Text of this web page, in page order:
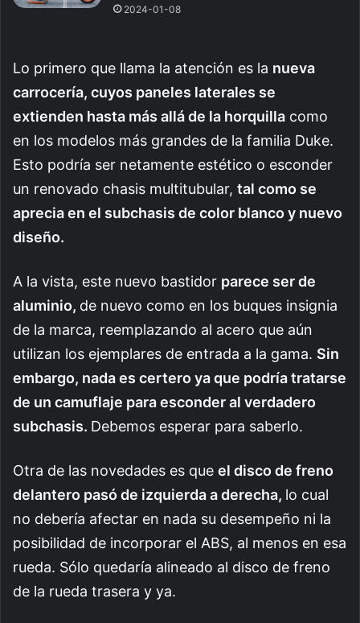
2024-01-08
Lo primero que llama la atención es la nueva
carrocería, cuyos paneles laterales se
extienden hasta más allá de la horquilla como
en los modelos más grandes de la familia Duke.
Esto podría ser netamente estético o esconder
un renovado chasis multitubular, tal como se
aprecia en el subchasis de color blanco y nuevo
diseño.
A la vista, este nuevo bastidor parece ser de
aluminio, de nuevo como en los buques insignia
de la marca, reemplazando al acero que aún
utilizan los ejemplares de entrada a la gama. Sin
embargo, nada es certero ya que podría tratarse
de un camuflaje para esconder al verdadero
subchasis. Debemos esperar para saberlo.
Otra de las novedades es que el disco de freno
delantero pasó de izquierda a derecha, lo cual
no debería afectar en nada su desempeño ni la
posibilidad de incorporar el ABS, al menos en esa
rueda. Sólo quedaría alineado al disco de freno
de la rueda trasera y ya.